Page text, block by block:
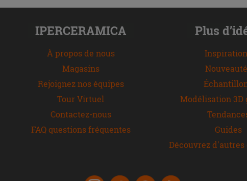
IPERCERAMICA
À propos de nous
Magasins
Rejoignez nos équipes
Tour Virtuel
Contactez-nous
FAQ questions fréquentes
Plus
Modélisation 3D
Guides
Découvrez